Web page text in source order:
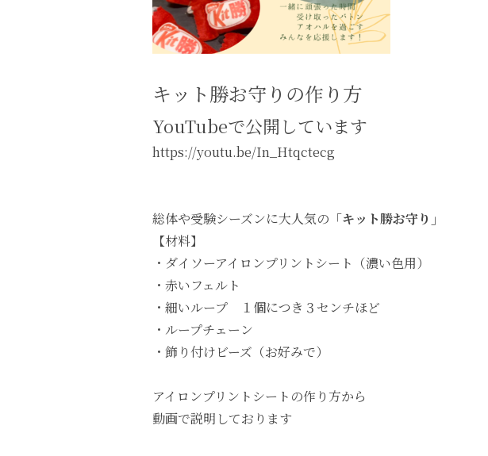
キット勝お守りの作り方
YouTubeで公開しています
https://youtu.be/In_Htqctecg
総体や受験シーズンに大人気の「キット勝お守り」
【材料】
・ダイソーアイロンプリントシート（濃い色用）
・赤いフェルト
・細いループ １個につき３センチほど
・ループチェーン
・飾り付けビーズ（お好みで）
アイロンプリントシートの作り方から
動画で説明しております